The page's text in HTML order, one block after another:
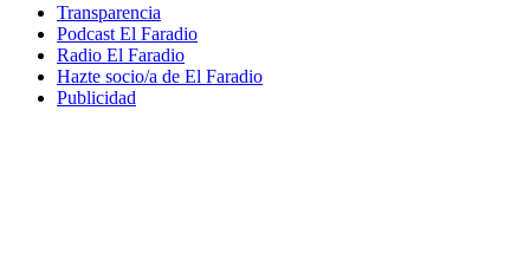
Transparencia
Podcast El Faradio
Radio El Faradio
Hazte socio/a de El Faradio
Publicidad